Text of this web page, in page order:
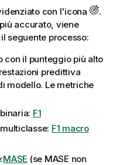
con l'icona
.
accurato, viene
seguente processo:
con il punteggio più alto
predittiva
modello. Le metriche
F1
F1 macro
MASE (se MASE non